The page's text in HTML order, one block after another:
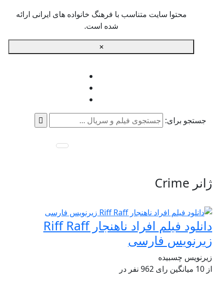
محتوا سایت متناسب با فرهنگ خانواده های ایرانی ارائه
شده است.
×
جستجو برای:
ژانر Crime
دانلود فیلم افراد ناهنجار Riff Raff
زیرنویس فارسی
زیرنویس چسبیده
از 10 میانگین رای 962 نفر در